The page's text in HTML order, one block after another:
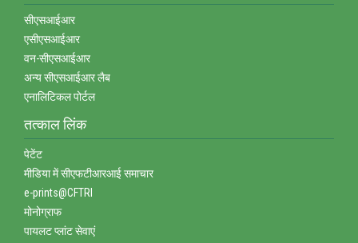
सीएसआईआर
एसीएसआईआर
वन-सीएसआईआर
अन्‍य सीएसआईआर लैब
एनालिटिकल पोर्टल
तत्‍काल लिंक
पेटेंट
मीडिया में सीएफटीआरआई समाचार
e-prints@CFTRI
मोनोग्राफ
पायलट प्‍लांट सेवाएं